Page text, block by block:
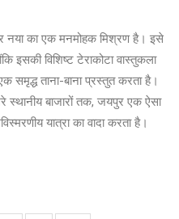
नया का एक मनमोहक मिश्रण है। इसे
इसकी विशिष्ट टेराकोटा वास्तुकला
ताना-बाना प्रस्तुत करता है।
बाजारों तक, जयपुर एक ऐसा
यात्रा का वादा करता है।